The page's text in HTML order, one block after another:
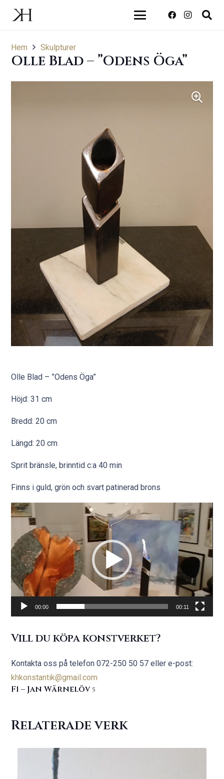
Hem Skulpturer
Olle Blad – ”Odens Öga”
Olle Blad – ”Odens Öga”
Höjd: 31 cm
Bredd: 20 cm
Längd: 20 cm
Sprit bränsle, brinntid c:a 40 min
Finns i guld, grön och svart patinerad brons
Videospelare
00:00 00:11
Vill du köpa konstverket?
Kontakta oss på telefon072-250 50 57 eller e-post:
khkonstantik@gmail.com
F1 – Jan Wärnelöv5
Relaterade verk